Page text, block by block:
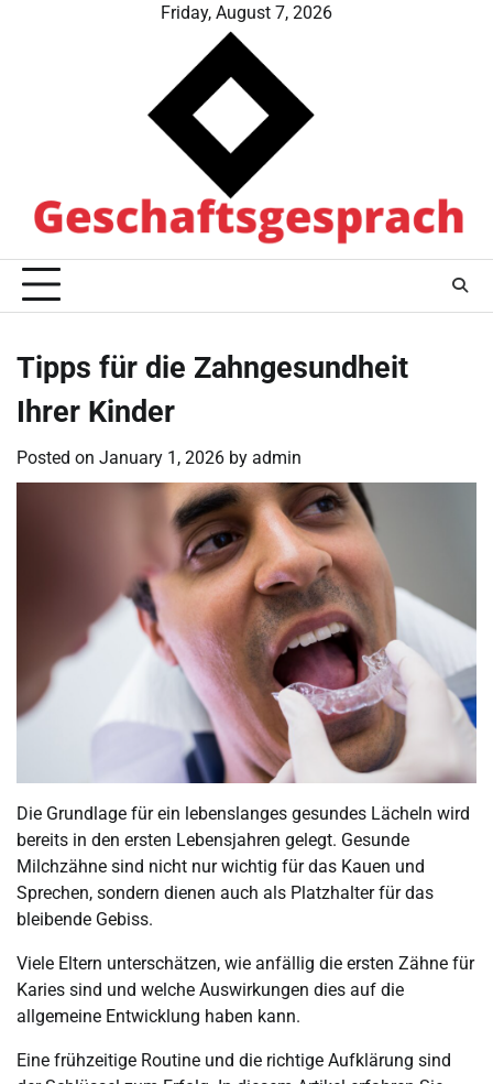
Friday, August 7, 2026
Tipps für die Zahngesundheit
Ihrer Kinder
Posted on January 1, 2026 by admin
Die Grundlage für ein lebenslanges gesundes Lächeln wird
bereits in den ersten Lebensjahren gelegt. Gesunde
Milchzähne sind nicht nur wichtig für das Kauen und
Sprechen, sondern dienen auch als Platzhalter für das
bleibende Gebiss.
Viele Eltern unterschätzen, wie anfällig die ersten Zähne für
Karies sind und welche Auswirkungen dies auf die
allgemeine Entwicklung haben kann.
Eine frühzeitige Routine und die richtige Aufklärung sind